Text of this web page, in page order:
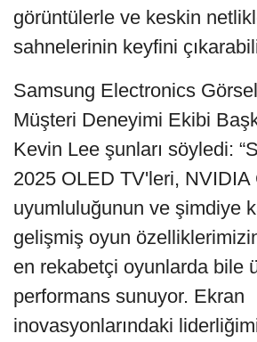
görüntülerle ve keskin
sahnelerinin keyfini
Samsung Electronics
Müşteri Deneyimi Ekibi
Kevin Lee şunları söyledi:
2025 OLED TV'leri, NVIDIA
uyumluluğunun ve şimdiye
gelişmiş oyun
en rekabetçi oyunlarda bile
performans sunuyor. Ekran
inovasyonlarındaki